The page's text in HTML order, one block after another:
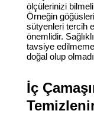
ölçülerinizi
Örneğin
sütyenleri tercih
önemlidir.
tavsiye
doğal olup
İç